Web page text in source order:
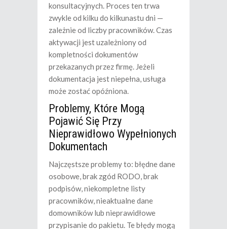
konsultacyjnych. Proces ten trwa
zwykle od kilku do kilkunastu dni —
zależnie od liczby pracowników. Czas
aktywacji jest uzależniony od
kompletności dokumentów
przekazanych przez firmę. Jeżeli
dokumentacja jest niepełna, usługa
może zostać opóźniona.
Problemy, Które Mogą
Pojawić Się Przy
Nieprawidłowo Wypełnionych
Dokumentach
Najczęstsze problemy to: błędne dane
osobowe, brak zgód RODO, brak
podpisów, niekompletne listy
pracowników, nieaktualne dane
domowników lub nieprawidłowe
przypisanie do pakietu. Te błędy mogą